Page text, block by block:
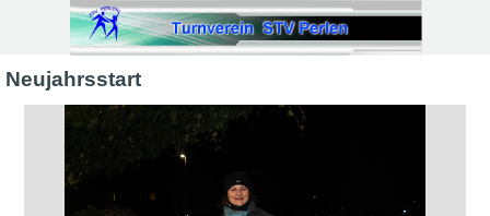
Direkt zum Seiteninhalt
Neujahrsstart